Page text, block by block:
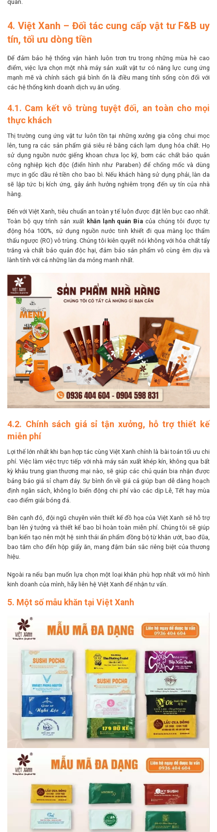
quán.
4. Việt Xanh – Đối tác cung cấp vật tư F&B uy
tín, tối ưu dòng tiền
Để đảm bảo hệ thống vận hành luôn trơn tru trong những mùa hè cao
điểm, việc lựa chọn một nhà máy sản xuất vật tư có năng lực cung ứng
mạnh mẽ và chính sách giá bình ổn là điều mang tính sống còn đối với
các hệ thống kinh doanh dịch vụ ăn uống.
4.1. Cam kết vô trùng tuyệt đối, an toàn cho mọi
thực khách
Thị trường cung ứng vật tư luôn tồn tại những xưởng gia công chui mọc
lên, tung ra các sản phẩm giá siêu rẻ bằng cách lạm dụng hóa chất. Họ
sử dụng nguồn nước giếng khoan chưa lọc kỹ, bơm các chất bảo quản
công nghiệp kịch độc (điển hình như Paraben) để chống mốc và dùng
mực in gốc dầu rẻ tiền cho bao bì. Nếu khách hàng sử dụng phải, làn da
sẽ lập tức bị kích ứng, gây ảnh hưởng nghiêm trọng đến uy tín của nhà
hàng.
Đến với Việt Xanh, tiêu chuẩn an toàn y tế luôn được đặt lên bục cao nhất.
Toàn bộ quy trình sản xuất khăn lạnh quán Bia của chúng tôi được tự
động hóa 100%, sử dụng nguồn nước tinh khiết đi qua màng lọc thẩm
thấu ngược (RO) vô trùng. Chúng tôi kiên quyết nói không với hóa chất tẩy
trắng và chất bảo quản độc hại, đảm bảo sản phẩm vô cùng êm dịu và
lành tính với cả những làn da mỏng manh nhất.
4.2. Chính sách giá sỉ tận xưởng, hỗ trợ thiết kế
miễn phí
Lợi thế lớn nhất khi bạn hợp tác cùng Việt Xanh chính là bài toán tối ưu chi
phí. Việc làm việc trực tiếp với nhà máy sản xuất khép kín, không qua bất
kỳ khâu trung gian thương mại nào, sẽ giúp các chủ quán bia nhận được
bảng báo giá sỉ chạm đáy. Sự bình ổn về giá cả giúp bạn dễ dàng hoạch
định ngân sách, không lo biến động chi phí vào các dịp Lễ, Tết hay mùa
cao điểm giải bóng đá.
Bên cạnh đó, đội ngũ chuyên viên thiết kế đồ họa của Việt Xanh sẽ hỗ trợ
bạn lên ý tưởng và thiết kế bao bì hoàn toàn miễn phí. Chúng tôi sẽ giúp
bạn kiến tạo nên một hệ sinh thái ấn phẩm đồng bộ từ khăn ướt, bao đũa,
bao tăm cho đến hộp giấy ăn, mang đậm bản sắc riêng biệt của thương
hiệu.
Ngoài ra nếu bạn muốn lựa chọn một loại khăn phù hợp nhất với mô hình
kinh doanh của mình, hãy liên hệ Việt Xanh để nhận tư vấn.
5. Một số mẫu khăn tại Việt Xanh